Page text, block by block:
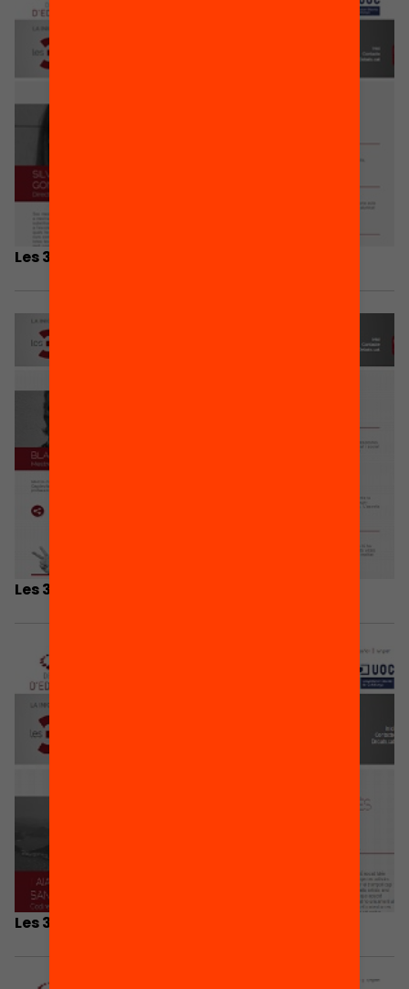
Les 3 coses que he après…
Les 3 coses que he après…
Les 3 coses que he après…